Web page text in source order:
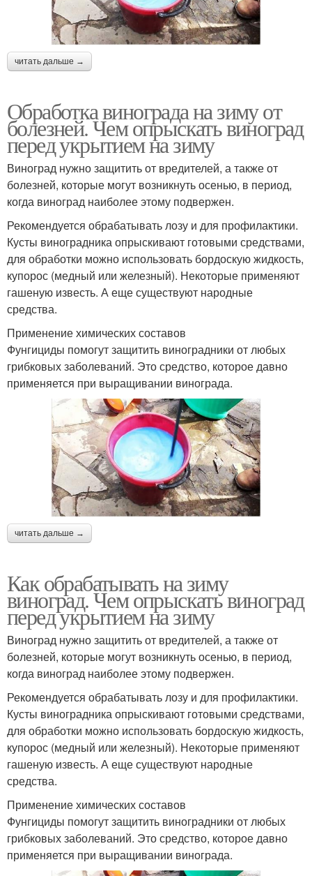
читать дальше →
Обработка винограда на зиму от
болезней. Чем опрыскать виноград
перед укрытием на зиму
Виноград нужно защитить от вредителей, а также от
болезней, которые могут возникнуть осенью, в период,
когда виноград наиболее этому подвержен.
Рекомендуется обрабатывать лозу и для профилактики.
Кусты виноградника опрыскивают готовыми средствами,
для обработки можно использовать бордоскую жидкость,
купорос (медный или железный). Некоторые применяют
гашеную известь. А еще существуют народные
средства.
Применение химических составов
Фунгициды помогут защитить виноградники от любых
грибковых заболеваний. Это средство, которое давно
применяется при выращивании винограда.
читать дальше →
Как обрабатывать на зиму
виноград. Чем опрыскать виноград
перед укрытием на зиму
Виноград нужно защитить от вредителей, а также от
болезней, которые могут возникнуть осенью, в период,
когда виноград наиболее этому подвержен.
Рекомендуется обрабатывать лозу и для профилактики.
Кусты виноградника опрыскивают готовыми средствами,
для обработки можно использовать бордоскую жидкость,
купорос (медный или железный). Некоторые применяют
гашеную известь. А еще существуют народные
средства.
Применение химических составов
Фунгициды помогут защитить виноградники от любых
грибковых заболеваний. Это средство, которое давно
применяется при выращивании винограда.